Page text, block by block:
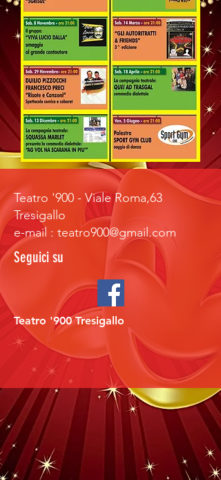
Teatro '900 - Viale Roma,63
Tresigallo
e-mail : teatro900@gmail.com
Seguici su
Teatro '900 Tresigallo